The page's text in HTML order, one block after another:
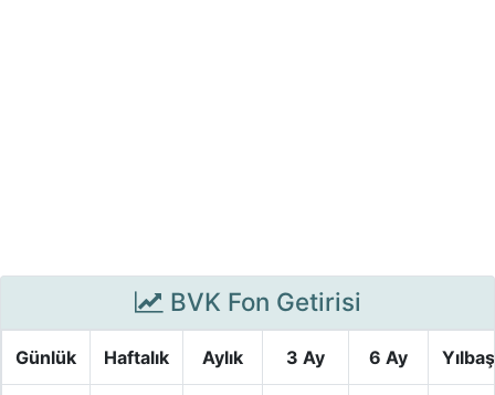
BVK Fon Getirisi
Günlük Haftalık Aylık 3 Ay 6 Ay